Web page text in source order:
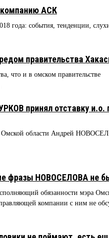
АСК
года: события, тенденции,
правительства
что и в омском правительстве
принял отставку и.о.
Омской области Андрей
фразы НОВОСЕЛОВА не
обязанности мэра
компании с ним не